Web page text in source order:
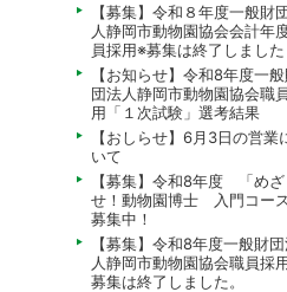
【募集】令和８年度一般財
人静岡市動物園協会会計年
員採用※募集は終了しました
【お知らせ】令和8年度一
団法人静岡市動物園協会職
用「１次試験」選考結果
【おしらせ】6月3日の営業
いて
【募集】令和8年度 「めざ
せ！動物園博士 入門コース
募集中！
【募集】令和8年度一般財
人静岡市動物園協会職員採
募集は終了しました。